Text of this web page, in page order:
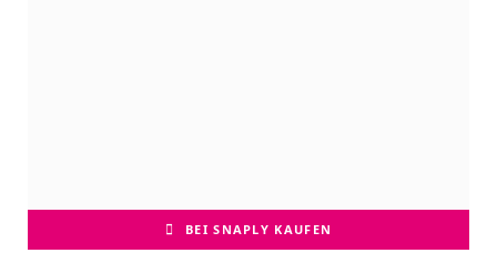
BEI SNAPLY KAUFEN